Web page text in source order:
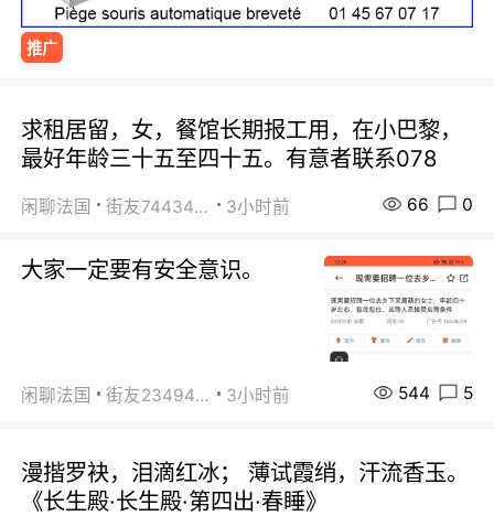
推广
求租居留，女，餐馆长期报工用，在小巴黎，
最好年龄三十五至四十五。有意者联系078
闲聊法国 街友74434350 3小时前 66 0
大家一定要有安全意识。
闲聊法国 街友23494008 3小时前 544 5
漫揩罗袂，泪滴红冰； 薄试霞绡，汗流香玉。
《长生殿·长生殿·第四出·春睡》